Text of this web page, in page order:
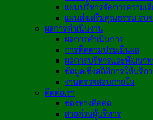
แผนบริหารจัดการความเสี่
แผนส่งเสริมคุณธรรม อบ
ผลการดำเนินงาน
ผลการดำเนินการ
การติดตามประเมินผล
ผลการบริหารและพัฒนา
ข้อมูลเชิงสถิติการให้บริก
งานตรวจสอบภายใน
ติดต่อเรา
ช่องทางติดต่อ
สายด่วนผู้บริหาร